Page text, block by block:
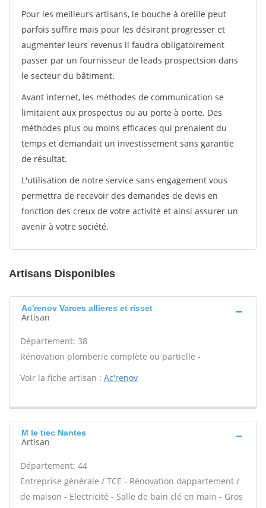
Pour les meilleurs artisans, le bouche à oreille peut
parfois suffire mais pour les désirant progresser et
augmenter leurs revenus il faudra obligatoirement
passer par un fournisseur de leads prospectsion dans
le secteur du bâtiment.
Avant internet, les méthodes de communication se
limitaient aux prospectus ou au porte à porte. Des
méthodes plus ou moins efficaces qui prenaient du
temps et demandait un investissement sans garantie
de résultat.
L'utilisation de notre service sans engagement vous
permettra de recevoir des demandes de devis en
fonction des creux de votre activité et ainsi assurer un
avenir à votre société.
Artisans Disponibles
Ac'renov Varces allieres et risset
Artisan
Département: 38
Rénovation plomberie complète ou partielle -
Voir la fiche artisan : Ac'renov
M le tiec Nantes
Artisan
Département: 44
Entreprise générale / TCE - Rénovation dappartement /
de maison - Electricité - Salle de bain clé en main - Gros